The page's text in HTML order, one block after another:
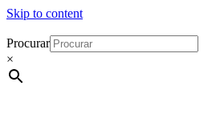
Skip to content
Procurar
×